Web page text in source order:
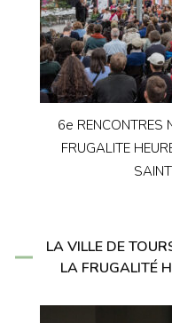
6e RENCONTRES
FRUGALITE
LA VILLE DE
LA FRUGALITÉ